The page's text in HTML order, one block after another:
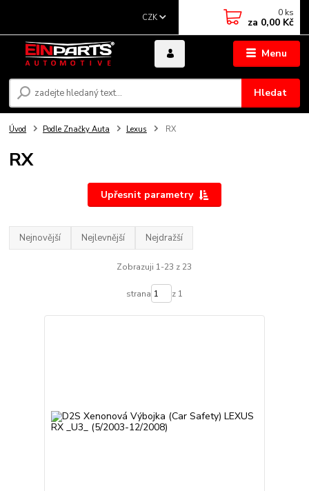
Menu
CZK
Hledat
0 ks
za 0,00 Kč
Úvod Podle Značky Auta Lexus RX
RX
Upřesnit parametry
Nejnovější Nejlevnější Nejdražší
Zobrazuji 1-23 z 23
strana z 1